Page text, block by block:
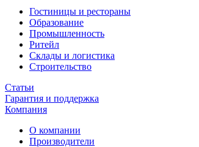
Гостиницы и рестораны
Образование
Промышленность
Ритейл
Склады и логистика
Строительство
Статьи
Гарантия и поддержка
Компания
О компании
Производители